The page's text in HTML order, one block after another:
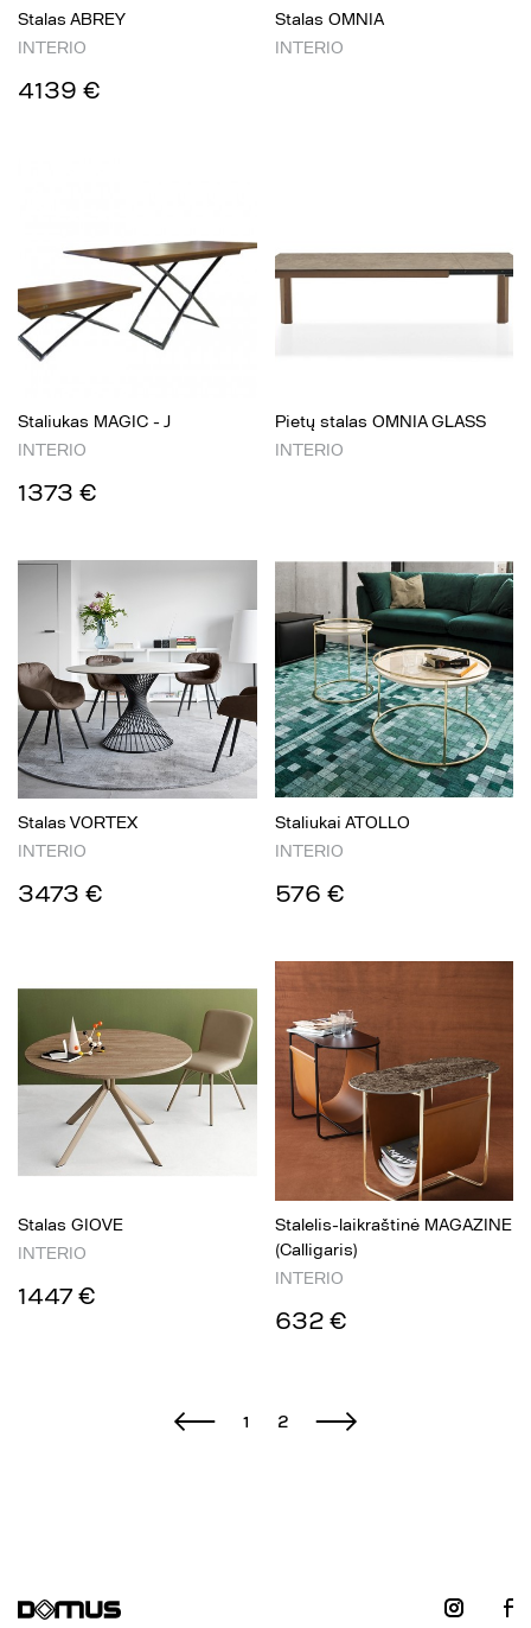
Stalas ABREY
INTERIO
4139 €
Stalas OMNIA
INTERIO
Staliukas MAGIC - J
INTERIO
1373 €
Pietų stalas OMNIA GLASS​
INTERIO
Stalas VORTEX
INTERIO
3473 €
Staliukai ATOLLO
INTERIO
576 €
Stalas GIOVE
INTERIO
1447 €
Stalelis-laikraštinė MAGAZINE
(Calligaris)
INTERIO
632 €
1 2